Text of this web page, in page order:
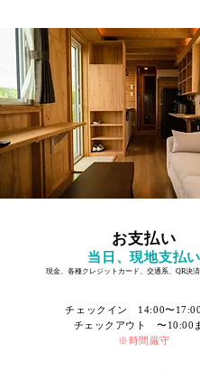
お支払い
当日、現地支払い
現金、各種クレジットカード、交通系、QR決
チェックイン 14:00〜
チェックアウト 〜10:00
​※時間厳守